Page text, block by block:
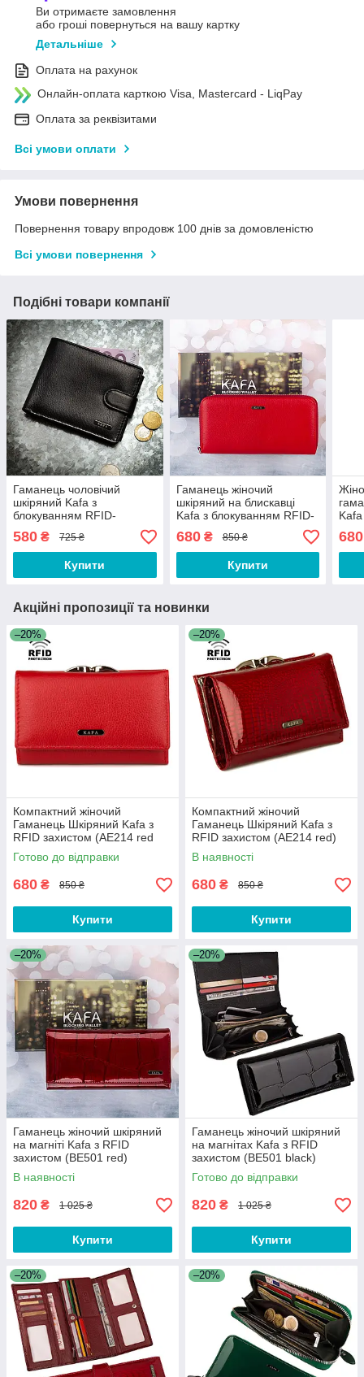
Ви отримаєте замовлення
або гроші повернуться на вашу картку
Детальніше
Оплата на рахунок
Онлайн-оплата карткою Visa, Mastercard - LiqPay
Оплата за реквізитами
Всі умови оплати
Умови повернення
Повернення товару впродовж 100 днів за домовленістю
Всі умови повернення
Подібні товари компанії
Гаманець чоловічий
шкіряний Kafa з
блокуванням RFID-
сигналів, на кнопці,
чорний
580 ₴ 725 ₴
Купити
Гаманець жіночий
шкіряний на блискавці
Kafa з блокуванням RFID-
сигналів червоний
680₴ 850 ₴
Купити
680
Акційні пропозиції та новинки
–20%
Компактний жіночий
Гаманець Шкіряний Kafa з
RFID захистом (AE214 red
mat)
Готово до відправки
680 ₴ 850 ₴
Купити
–20%
Компактний жіночий
Гаманець Шкіряний Kafa з
RFID захистом (AE214 red)
В наявності
680 ₴ 850 ₴
Купити
–20%
Гаманець жіночий шкіряний
на магніті Kafa з RFID
захистом (BE501 red)
В наявності
820 ₴ 1 025 ₴
Купити
–20%
Гаманець жіночий шкіряний
на магнітах Kafa з RFID
захистом (BE501 black)
Готово до відправки
820 ₴ 1 025 ₴
Купити
–20% –20%